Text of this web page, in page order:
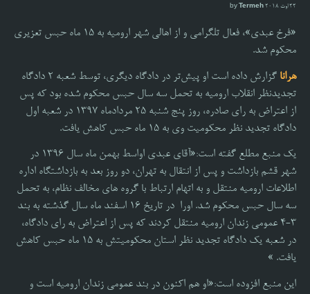
22 اوت 2018 by Termeh
«فرخ عبدی»، فعال تلگرامی و از اهالی شهر ارومیه به 15 ماه حبس تعزیری
محکوم شد.
هرانا
گزارش داده است او پیش‌تر در دادگاه دیگری، توسط شعبه ۲ دادگاه
تجدیدنظر انقلاب ارومیه به تحمل سه سال حبس محکوم شده بود که پس
از اعتراض به رای صادره، روز پنج شنبه ۲۵ مردادماه 13۹۷ در شعبه اول
دادگاه تجدید نظر محکومیت وی به ۱۵ ماه حبس کاهش یافت
.
یک منبع مطلع گفته است:«آقای عبدی اواسط بهمن ماه سال 13۹۶ در
شهر قشم بازداشت و پس از انتقال به تهران، دو روز بعد به بازداشتگاه اداره
اطلاعات ارومیه منتقل و به اتهام ارتباط با گروه های مخالف نظام، به تحمل
سه سال حبس محکوم شد. اورا در تاریخ ۱۶ اسفند ماه سال گذشته به بند
۳-۴ عمومی زندان ارومیه منتقل کردند که پس از اعتراض به رای دادگاه،
در شعبه یک دادگاه تجدید نظر استان محکومیتش به ۱۵ ماه حبس کاهش
یافت. »
این منبع افزوده است:«او هم اکنون در بند عمومی زندان ارومیه است و